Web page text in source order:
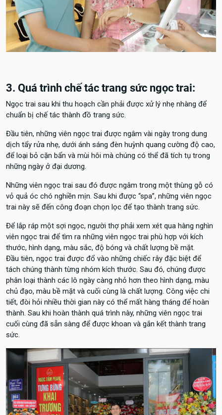
3. Quá trình chế tác trang sức ngọc trai:
Ngọc trai sau khi thu hoạch cần phải được xử lý nhẹ nhàng để
chuẩn bị chế tác thành đồ trang sức.
Đầu tiên, những viên ngọc trai được ngâm vài ngày trong dung
dịch tẩy rửa nhẹ, dưới ánh sáng đèn huỳnh quang cường độ cao,
để loại bỏ cặn bẩn và mùi hôi mà chúng có thể đã tích tụ trong
những ngày ở đại dương.
Những viên ngọc trai sau đó được ngâm trong một thùng gỗ có
vỏ quả óc chó nghiền mịn. Sau khi được “spa”, những viên ngọc
trai này sẽ đến công đoạn chọn lọc để tạo thành trang sức.
Để lắp ráp một sợi ngọc, người thợ phải xem xét qua hàng nghìn
viên ngọc trai để tìm ra những viên ngọc trai phù hợp với kích
thước, hình dạng, màu sắc, độ bóng và chất lượng bề mặt.
Đầu tiên, ngọc trai được đổ vào những chiếc rây đặc biệt để
tách chúng thành từng nhóm kích thước. Sau đó, chúng được
phân loại thành các lô ngày càng nhỏ hơn theo hình dạng, màu
chủ đạo, màu bề mặt và cuối cùng là chất lượng. Công việc chi
tiết, đòi hỏi nhiều thời gian này có thể mất hàng tháng để hoàn
thành. Sau khi hoàn thành quá trình này, những viên ngọc trai
cuối cùng đã sẵn sàng để được khoan và gắn kết thành trang
sức.